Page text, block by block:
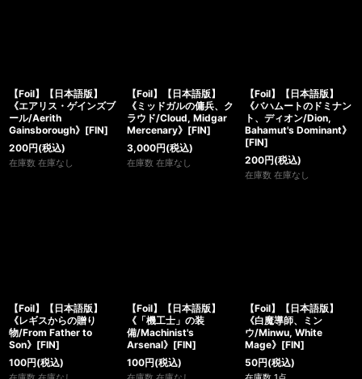
【Foil】【日本語版】
《エアリス・ゲインズブ
ール/Aerith
Gainsborough》[FIN]
200円(税込)
在庫数 在庫なし
【Foil】【日本語版】
《ミッドガルの傭兵、ク
ラウド/Cloud, Midgar
Mercenary》[FIN]
3,000円(税込)
在庫数 在庫なし
【Foil】【日本語版】
《バハムートのドミナン
ト、ディオン/Dion,
Bahamut's Dominant》
[FIN]
200円(税込)
在庫数 在庫なし
【Foil】【日本語版】
《レギスからの贈り
物/From Father to
Son》[FIN]
100円(税込)
【Foil】【日本語版】
《「機工士」の装
備/Machinist's
Arsenal》[FIN]
100円(税込)
【Foil】【日本語版】
《白魔導師、ミン
ウ/Minwu, White
Mage》[FIN]
50円(税込)